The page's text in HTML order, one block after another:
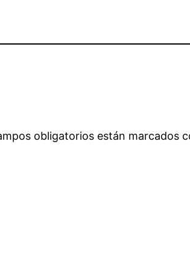
obligatorios están marcados